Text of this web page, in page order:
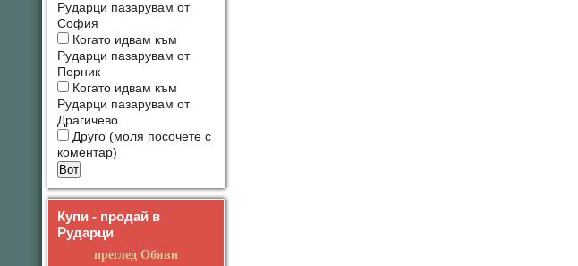
Рударци пазарувам от
София
Когато идвам към
Рударци пазарувам от
Перник
Когато идвам към
Рударци пазарувам от
Драгичево
Друго (моля посочете с
коментар)
Купи - продай в
Рударци
преглед Обяви